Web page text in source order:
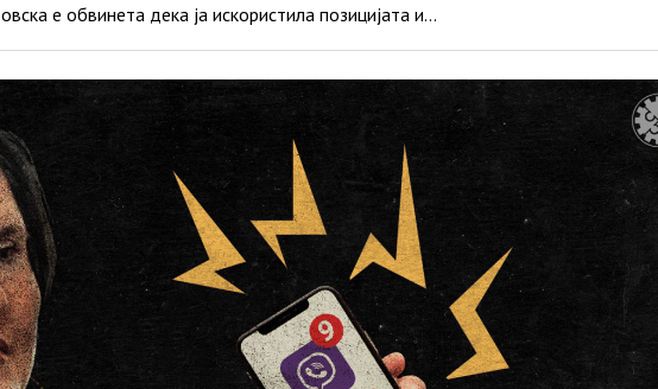
е обвинета дека ја искористила позицијата и…